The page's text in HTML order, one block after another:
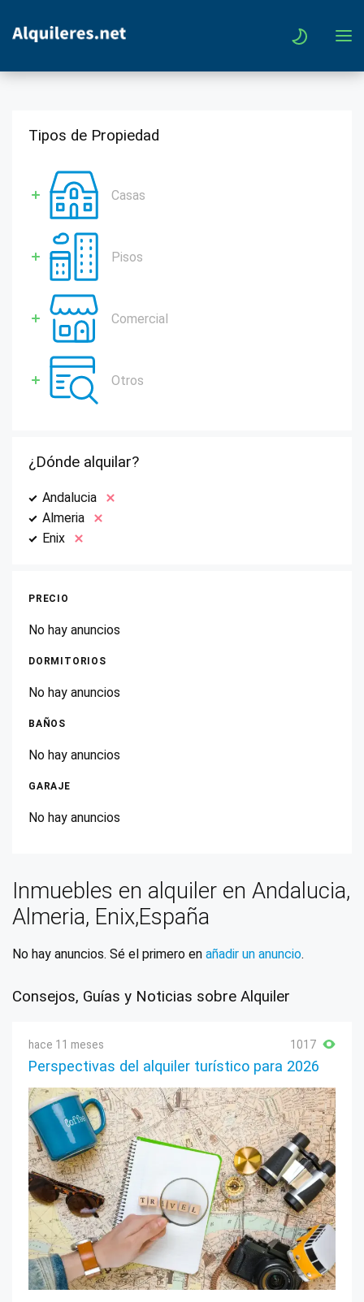
Tipos de Propiedad
Casas
Pisos
Comercial
Otros
¿Dónde alquilar?
Andalucia
Almeria
Enix
PRECIO
No hay anuncios
DORMITORIOS
No hay anuncios
BAÑOS
No hay anuncios
GARAJE
No hay anuncios
Inmuebles en alquiler en Andalucia,
Almeria, Enix,España
No hay anuncios. Sé el primero en añadir un anuncio.
Consejos, Guías y Noticias sobre Alquiler
hace 11 meses 1017
Perspectivas del alquiler turístico para 2026